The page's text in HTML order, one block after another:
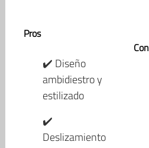
Pros
✔️ Diseño
ambidiestro y
estilizado
✔️
Deslizamiento